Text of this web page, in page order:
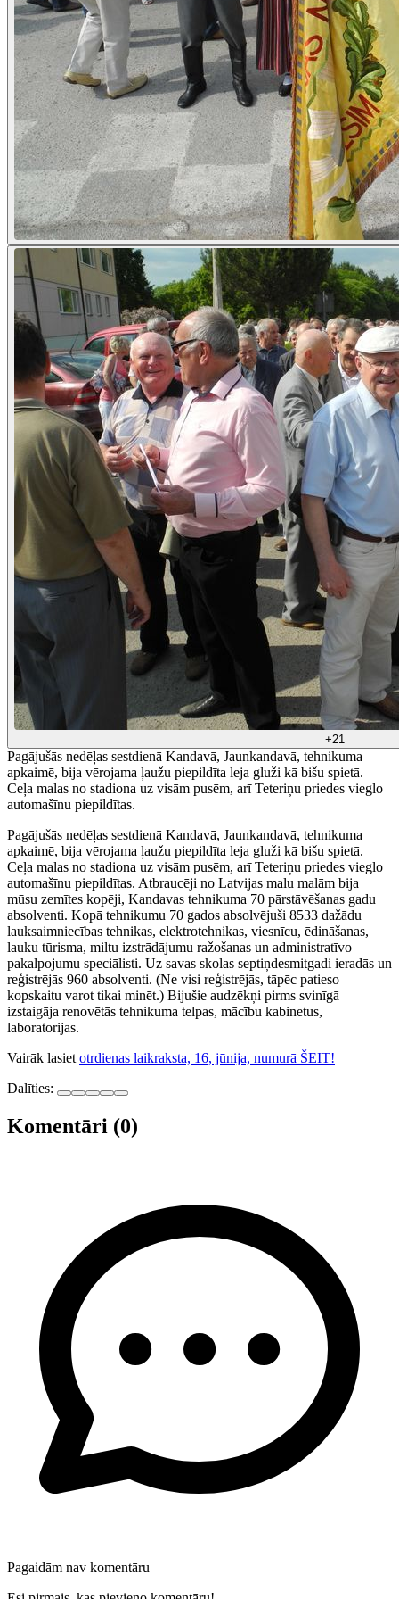
+21
Pagājušās nedēļas sestdienā Kandavā, Jaunkandavā, tehnikuma
apkaimē, bija vērojama ļaužu piepildīta leja gluži kā bišu spietā.
Ceļa malas no stadiona uz visām pusēm, arī Teteriņu priedes vieglo
automašīnu piepildītas.
Pagājušās nedēļas sestdienā Kandavā, Jaunkandavā, tehnikuma
apkaimē, bija vērojama ļaužu piepildīta leja gluži kā bišu spietā.
Ceļa malas no stadiona uz visām pusēm, arī Teteriņu priedes vieglo
automašīnu piepildītas. Atbraucēji no Latvijas malu malām bija
mūsu zemītes kopēji, Kandavas tehnikuma 70 pārstāvēšanas gadu
absolventi. Kopā tehnikumu 70 gados absolvējuši 8533 dažādu
lauksaimniecības tehnikas, elektrotehnikas, viesnīcu, ēdināšanas,
lauku tūrisma, miltu izstrādājumu ražošanas un administratīvo
pakalpojumu speciālisti. Uz savas skolas septiņdesmitgadi ieradās un
reģistrējās 960 absolventi. (Ne visi reģistrējās, tāpēc patieso
kopskaitu varot tikai minēt.) Bijušie audzēkņi pirms svinīgā
izstaigāja renovētās tehnikuma telpas, mācību kabinetus,
laboratorijas.
Vairāk lasiet otrdienas laikraksta, 16, jūnija, numurā ŠEIT!
Dalīties:
Komentāri (0)
Pagaidām nav komentāru